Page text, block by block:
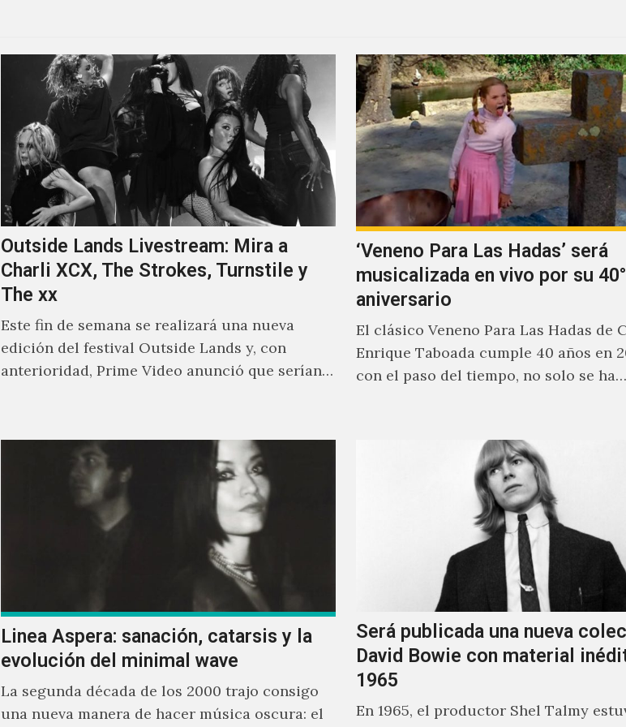
Outside Lands Livestream: Mira a
Charli XCX, The Strokes, Turnstile y
The xx
Este fin de semana se realizará una nueva
edición del festival Outside Lands y, con
anterioridad, Prime Video anunció que serían
‘Veneno Para Las Hadas’ será
musicalizada en vivo por su 40°
aniversario
El clásico Veneno Para Las Hadas de
Enrique Taboada cumple 40 años en
con el paso del tiempo, no solo se ha…
Linea Aspera: sanación, catarsis y la
evolución del minimal wave
La segunda década de los 2000 trajo consigo
una nueva manera de hacer música oscura: el
Será publicada una nueva
David Bowie con material
1965
En 1965, el productor Shel Talmy